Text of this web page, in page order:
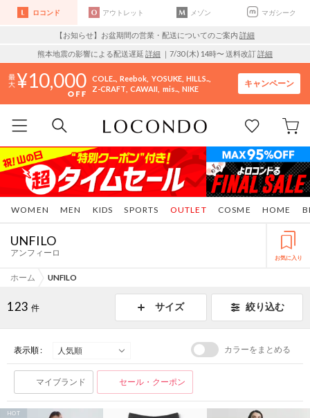
ロコンド アウトレット メゾン マガシーク
【お知らせ】お盆期間の営業・配送についてのご案内 詳細
熊本地震の影響による配送遅延 詳細 ｜7/30 (木) 14時〜 送料改訂詳細
10,000 COLE.. Reebok YOSUKE HILLS..
Z-CRAFT CAWAII mis.. NIKE
キャンペーン
WOMEN MEN KIDS SPORTS COSME HOME
OUTLET
UNFILO
アンフィーロ お気に入り
ホーム UNFILO
123 件 サイズ 絞り込む
表示順 : カラーをまとめる
マイブランド セール・クーポン
HOT